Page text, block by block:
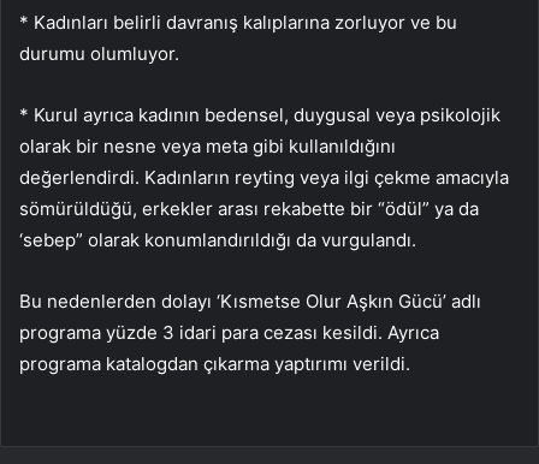
* Kadınları belirli davranış kalıplarına zorluyor ve bu
durumu olumluyor.
* Kurul ayrıca kadının bedensel, duygusal veya psikolojik
olarak bir nesne veya meta gibi kullanıldığını
değerlendirdi. Kadınların reyting veya ilgi çekme amacıyla
sömürüldüğü, erkekler arası rekabette bir “ödül” ya da
‘sebep” olarak konumlandırıldığı da vurgulandı.
Bu nedenlerden dolayı ‘Kısmetse Olur Aşkın Gücü’ adlı
programa yüzde 3 idari para cezası kesildi. Ayrıca
programa katalogdan çıkarma yaptırımı verildi.